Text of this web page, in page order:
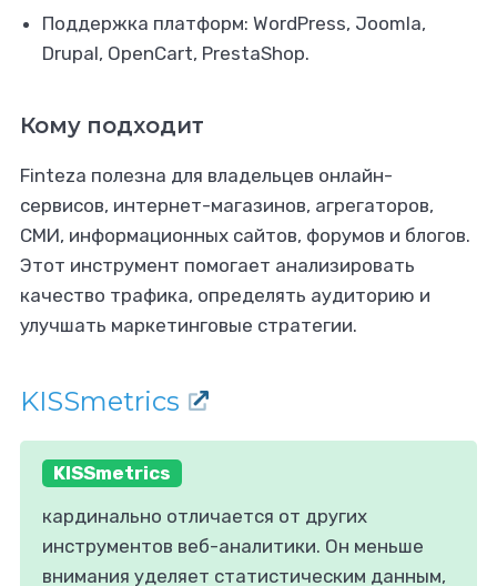
Поддержка платформ: WordPress, Joomla,
Drupal, OpenCart, PrestaShop.
Кому подходит
Finteza полезна для владельцев онлайн-
сервисов, интернет-магазинов, агрегаторов,
СМИ, информационных сайтов, форумов и блогов.
Этот инструмент помогает анализировать
качество трафика, определять аудиторию и
улучшать маркетинговые стратегии.
KISSmetrics
KISSmetrics
кардинально отличается от других
инструментов веб-аналитики. Он меньше
внимания уделяет статистическим данным,